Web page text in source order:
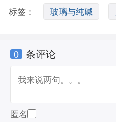
标签： 玻璃与纯碱
格走势图
0 条评论
匿名